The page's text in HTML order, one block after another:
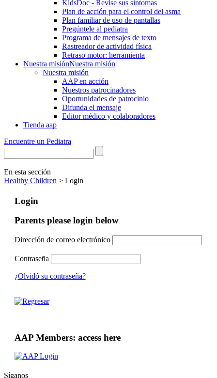
KidsDoc - Revise sus síntomas
Plan de acción para el control del asma
Plan familiar de uso de pantallas
Pregúntele al pediatra
Programa de mensajes de texto
Rastre​​ador de activida​d física
Retraso motor: herramienta
Nuestra misiónNuestra misión
Nuestra misión
AAP en acción
Nuestros patrocinadores
Oportunidades de patrocinio
Difunda el mensaje
Editor médico y colaboradores
Tienda aap
Encuentre un Pediatra
En esta sección
Healthy Children > Login
Login
Parents please login below
Dirección de correo electrónico
Contraseña
¿Olvidó su contraseña?
AAP Members: access here
Síganos